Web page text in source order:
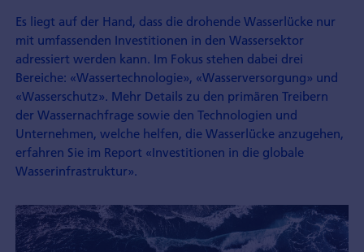
Es liegt auf der Hand, dass die drohende Wasser­lücke nur
mit umfassenden Investitionen in den Wasser­sektor
adressiert werden kann. Im Fokus stehen dabei drei
Bereiche: «Wasser­technologie», «Wasser­versorgung» und
«Wasser­schutz». Mehr Details zu den primären Treibern
der Wasser­nachfrage sowie den Technologien und
Unternehmen, welche helfen, die Wasser­lücke anzugehen,
erfahren Sie im Report «Investitionen in die globale
Wasser­infrastruktur».